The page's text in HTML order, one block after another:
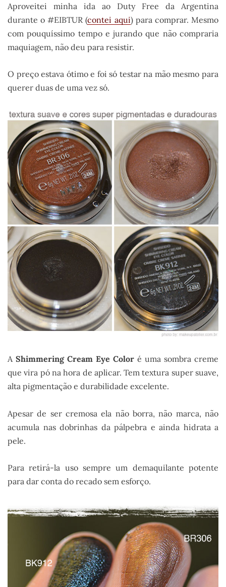
Aproveitei minha ida ao Duty Free da Argentina
durante o #EIBTUR (contei aqui) para comprar. Mesmo
com pouquíssimo tempo e jurando que não compraria
maquiagem, não deu para resistir.
O preço estava ótimo e foi só testar na mão mesmo para
querer duas de uma vez só.
A Shimmering Cream Eye Color é uma sombra creme
que vira pó na hora de aplicar. Tem textura super suave,
alta pigmentação e durabilidade excelente.
Apesar de ser cremosa ela não borra, não marca, não
acumula nas dobrinhas da pálpebra e ainda hidrata a
pele.
Para retirá-la uso sempre um demaquilante potente
para dar conta do recado sem esforço.